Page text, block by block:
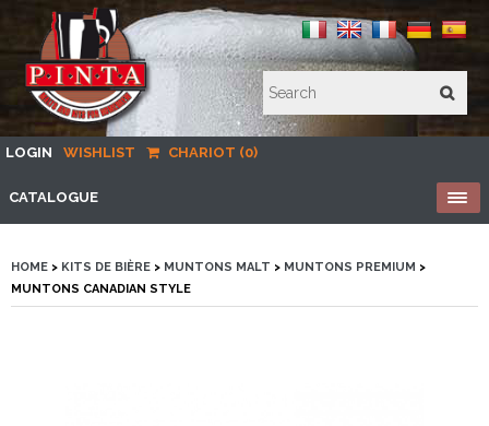
LOGIN WISHLIST CHARIOT (0)
CATALOGUE
HOME > KITS DE BIÈRE > MUNTONS MALT > MUNTONS PREMIUM >
MUNTONS CANADIAN STYLE